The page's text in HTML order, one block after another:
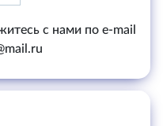
с нами по e-mail